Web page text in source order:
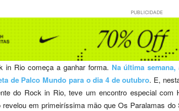
PUBLICIDADE
in Rio começa a ganhar forma. Na última
de Palco Mundo para o dia 4 de outubro. E,
do Rock in Rio, teve um encontro especial com
revelou em primeiríssima mão que Os Paralamas